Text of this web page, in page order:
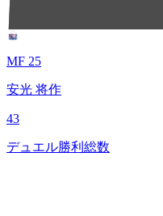
4
MF 25
安光 将作
43
デュエル勝利総数